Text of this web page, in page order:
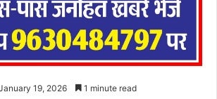
19, 2026 1 minute read